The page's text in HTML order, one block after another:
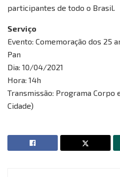
participantes de todo o Brasil.
Serviço
Evento: Comemoração dos 25
Pan
Dia: 10/04/2021
Hora: 14h
Transmissão: Programa Corpo
Cidade)